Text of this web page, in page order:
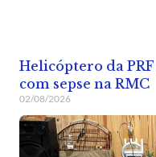
Helicóptero da
com sepse na RMC
02/08/2026